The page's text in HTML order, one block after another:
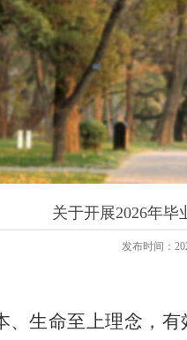
关于开展2026年
发布时间：
、生命至上理念，